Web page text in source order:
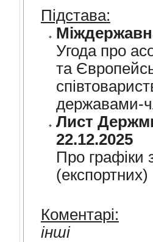
Підстава:
Угода про
та
державами-
Лист
22.12.2025
Про графiки
Коментарі:
інші